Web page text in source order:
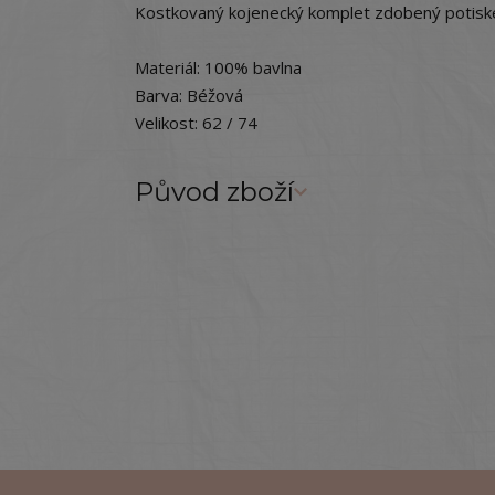
Kostkovaný kojenecký komplet zdobený
Materiál: 100% bavlna
Barva: Béžová
Velikost: 62 / 74
Původ zboží